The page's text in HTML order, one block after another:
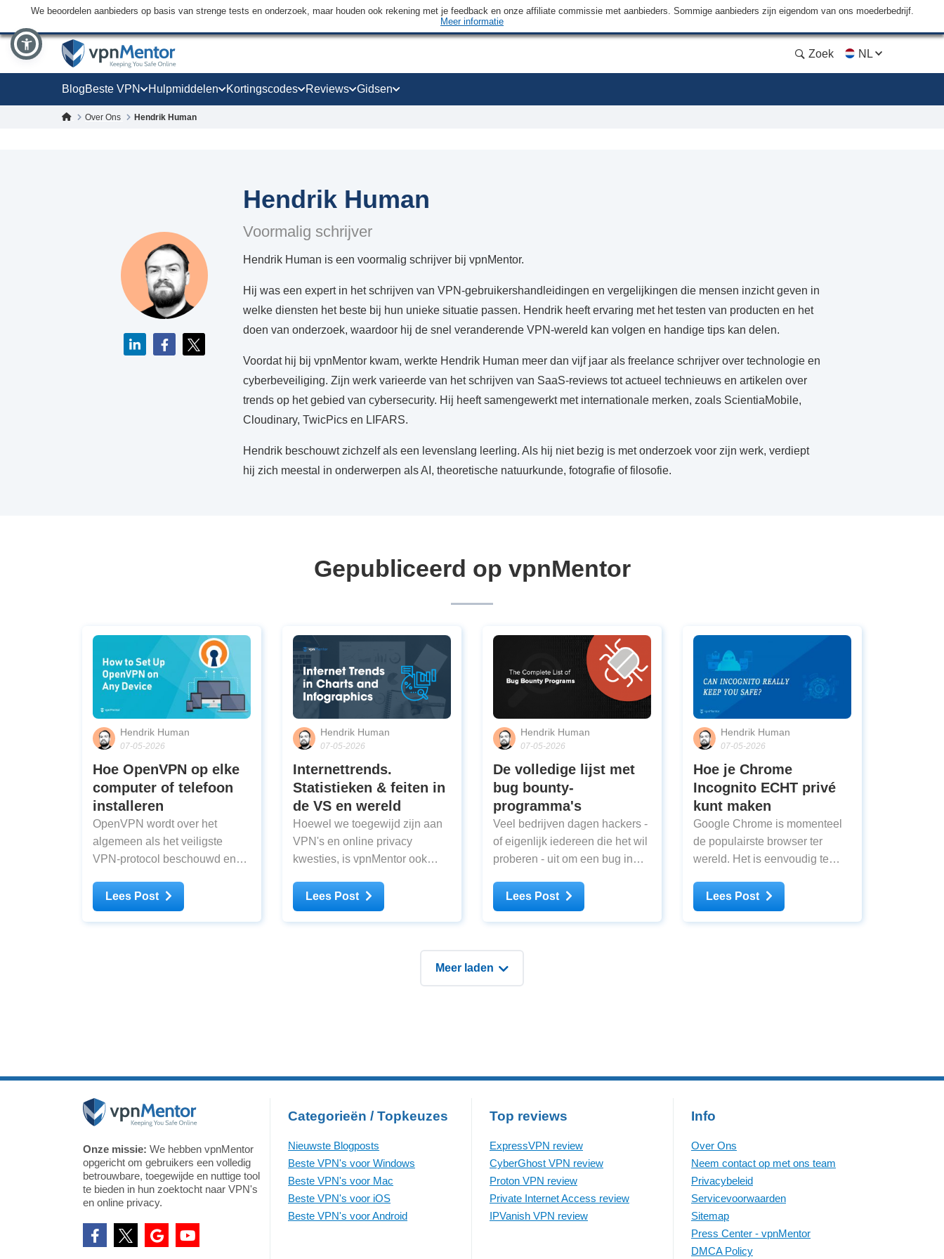
We beoordelen aanbieders op basis van strenge tests en onderzoek, maar houden ook rekening met je feedback en onze affiliate commissie met aanbieders. Sommige aanbieders zijn eigendom van ons moederbedrijf.
Meer informatie
Zoek NL
BlogBeste VPN Hulpmiddelen Kortingscodes Reviews Gidsen
Over Ons Hendrik Human
Hendrik Human
Voormalig schrijver
Hendrik Human is een voormalig schrijver bij vpnMentor.
Hij was een expert in het schrijven van VPN-gebruikershandleidingen en vergelijkingen die mensen inzicht geven in
welke diensten het beste bij hun unieke situatie passen. Hendrik heeft ervaring met het testen van producten en het
doen van onderzoek, waardoor hij de snel veranderende VPN-wereld kan volgen en handige tips kan delen.
Voordat hij bij vpnMentor kwam, werkte Hendrik Human meer dan vijf jaar als freelance schrijver over technologie en
cyberbeveiliging. Zijn werk varieerde van het schrijven van SaaS-reviews tot actueel technieuws en artikelen over
trends op het gebied van cybersecurity. Hij heeft samengewerkt met internationale merken, zoals ScientiaMobile,
Cloudinary, TwicPics en LIFARS.
Hendrik beschouwt zichzelf als een levenslang leerling. Als hij niet bezig is met onderzoek voor zijn werk, verdiept
hij zich meestal in onderwerpen als AI, theoretische natuurkunde, fotografie of filosofie.
Gepubliceerd op vpnMentor
Hendrik Human
07-05-2026
Hoe OpenVPN op elke
computer of telefoon
installeren
OpenVPN wordt over het
algemeen als het veiligste
VPN-protocol beschouwd en
VPN's van hoge kwaliteit
standaard van OpenVPN
Lees Post
Hendrik Human
07-05-2026
Internettrends.
Statistieken & feiten in
de VS en wereld
Hoewel we toegewijd zijn aan
VPN's en online privacy
kwesties, is vpnMentor ook
en data. Daarom hebben wij de
meest betrouwbare
te laten zien. De onderstaande
informatie, gegroepeerd per
Lees Post
Hendrik Human
07-05-2026
De volledige lijst met
bug bounty-
programma's
Veel bedrijven dagen hackers -
of eigenlijk iedereen die het wil
proberen - uit om een bug in
vinden en in te breken. Verder
geven ze iedereen een
beloning. Dit staat over het
algemeen bekend als een bug
Lees Post
Hendrik Human
07-05-2026
Hoe je Chrome
Incognito ECHT privé
kunt maken
Google Chrome is momenteel
de populairste browser ter
wereld. Het is eenvoudig te
pagina's worden snel geladen.
Verder worden er tijdens het
Lees Post
Meer laden
Onze missie: We hebben vpnMentor
opgericht om gebruikers een volledig
betrouwbare, toegewijde en nuttige tool
te bieden in hun zoektocht naar VPN's
en online privacy.
Categorieën / Topkeuzes
Nieuwste Blogposts
Beste VPN's voor Windows
Beste VPN's voor Mac
Beste VPN's voor iOS
Beste VPN's voor Android
Top reviews
ExpressVPN review
CyberGhost VPN review
Proton VPN review
Private Internet Access review
IPVanish VPN review
Info
Over Ons
Neem contact op met ons team
Privacybeleid
Servicevoorwaarden
Sitemap
Press Center - vpnMentor
DMCA Policy